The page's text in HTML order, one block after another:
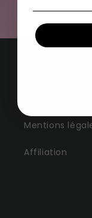
Mentions
Affiliation